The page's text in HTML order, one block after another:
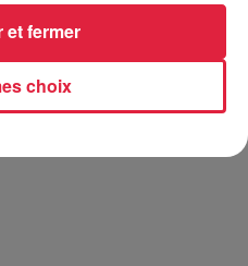
ou de quoi s’abreuver
symbolique à déposer à
et à la fête �x�} Vous
choix
et fermer